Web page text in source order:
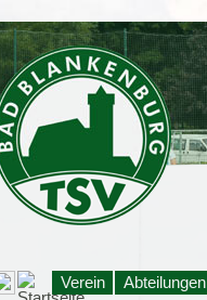
Verein Abteilungen